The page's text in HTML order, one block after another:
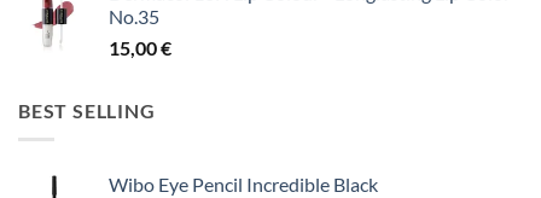
No.35
15,00€
BEST SELLING
Wibo Eye Pencil Incredible Black